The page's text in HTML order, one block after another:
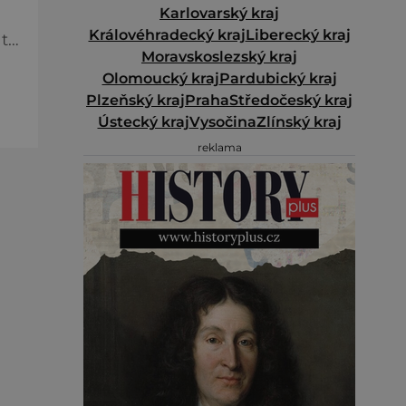
Karlovarský kraj
Královéhradecký krajLiberecký kraj
Moravskoslezský kraj
Olomoucký krajPardubický kraj
Plzeňský krajPrahaStředočeský kraj
Ústecký krajVysočinaZlínský kraj
reklama